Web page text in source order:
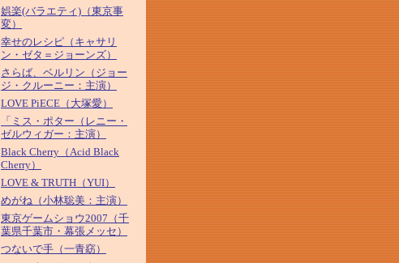
娯楽(バラエティ)（東京事
変）
幸せのレシピ（キャサリ
ン・ゼタ＝ジョーンズ）
さらば、ベルリン（ジョー
ジ・クルーニー：主演）
LOVE PiECE（大塚愛）
「ミス・ポター（レニー・
ゼルウィガー：主演）
Black Cherry（Acid Black
Cherry）
LOVE & TRUTH（YUI）
めがね（小林聡美：主演）
東京ゲームショウ2007（千
葉県千葉市・幕張メッセ）
つないで手（一青窈）